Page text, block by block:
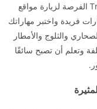
من ناحية أخرى، ستتاح للاعبي Traffic Racers الفرصة لزيارة مواقع
فريدة واختبر مهاراتك
والثلوج والأمطار
وتعلم أن تصبح سائقًا